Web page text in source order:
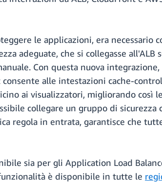
le applicazioni, era
adeguate, che si collegasse
Con questa nuova
consente alle intestazioni cache-
ai visualizzatori, migliorando
collegare un gruppo di
regola in entrata, garantisce che
sia per gli Application Load
funzionalità è disponibile in tutte le